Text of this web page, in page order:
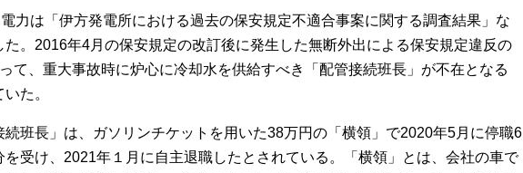
力は「伊方発電所における過去の保安規定不適合事案に関する調査結果」な
た。2016年4月の保安規定の改訂後に発生した無断外出による保安規定違反の
て、重大事故時に炉心に冷却水を供給すべき「配管接続班長」が不在となる
た。
続班長」は、ガソリンチケットを用いた38万円の「横領」で2020年5月に停職6
を受け、2021年１月に自主退職したとされている。「横領」とは、会社の車で